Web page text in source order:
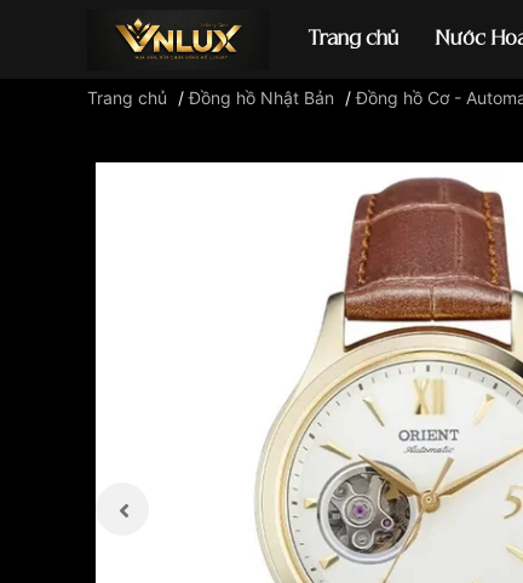
Trang chủ Nước
Đồng hồ casio
Trang chủ /Đồng hồ Nhật Bản /Đồng hồ Cơ -